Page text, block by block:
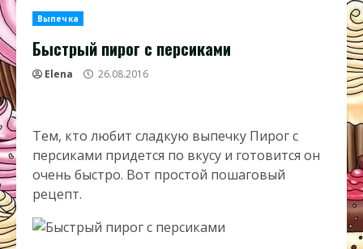
Выпечка
Быстрый пирог с персиками
Elena 26.08.2016
Тем, кто любит сладкую выпечку Пирог с
персиками придется по вкусу и готовится он
очень быстро. Вот простой пошаговый
рецепт.